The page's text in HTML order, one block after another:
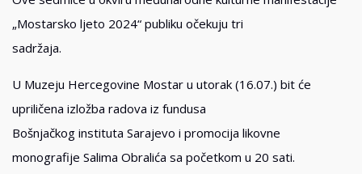
„Mostarsko ljeto 2024“ publiku očekuju tri
sadržaja.
U Muzeju Hercegovine Mostar u utorak (16.07.) bit će
upriličena izložba radova iz fundusa
Bošnjačkog instituta Sarajevo i promocija likovne
monografije Salima Obralića sa početkom u 20 sati.